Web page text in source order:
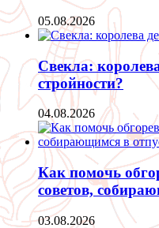
05.08.2026
Свекла:
стройности?
04.08.2026
Как помочь
советов,
03.08.2026